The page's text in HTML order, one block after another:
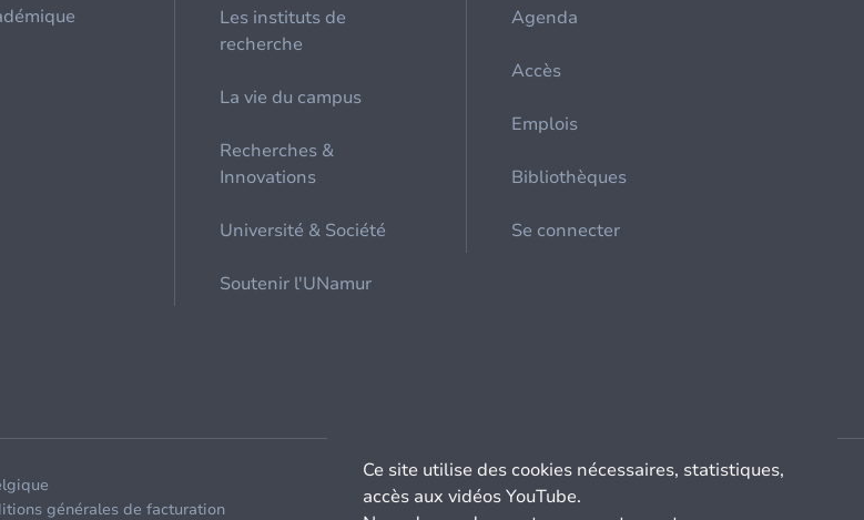
Les instituts de
recherche
La vie du campus
Recherches &
Innovations
Université & Société
Soutenir l'UNamur
Agenda
Accès
Emplois
Bibliothèques
Se connecter
générales de facturation
Ce site utilise des cookies nécessaires, statistiques,
accès aux vidéos YouTube.